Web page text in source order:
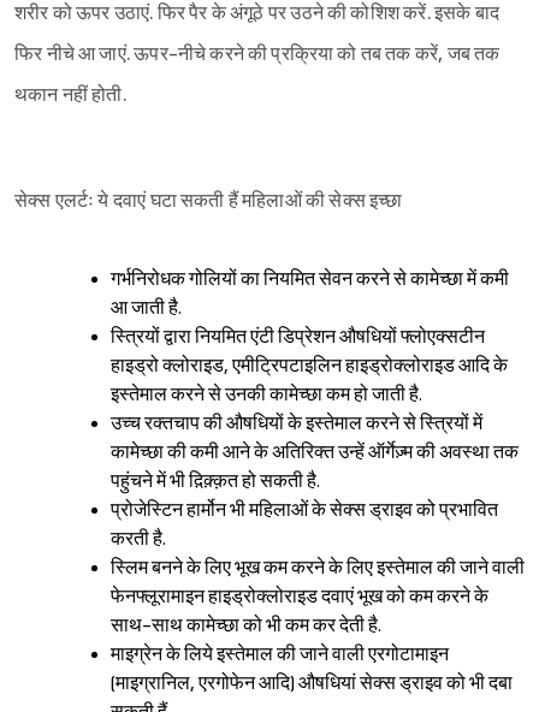
शरीर को ऊपर उठाएं. फिर पैर के अंगूठे पर उठने की कोशिश करें. इसके बाद
फिर नीचे आ जाएं. ऊपर-नीचे करने की प्रक्रिया को तब तक करें, जब तक
थकान नहीं होती.
सेक्स एलर्टः ये दवाएं घटा सकती हैं महिलाओं की सेक्स इच्छा
गर्भनिरोधक गोलियों का नियमित सेवन करने से कामेच्छा में कमी
आ जाती है.
स्त्रियों द्वारा नियमित एंटी डिप्रेशन औषधियों फ्लोएक्सटीन
हाइड्रो क्लोराइड, एमीट्रिपटाइलिन हाइड्रोक्लोराइड आदि के
इस्तेमाल करने से उनकी कामेच्छा कम हो जाती है.
उच्च रक्तचाप की औषधियों के इस्तेमाल करने से स्त्रियों में
कामेच्छा की कमी आने के अतिरिक्त उन्हें ऑर्गेज़्म की अवस्था तक
पहुंचने में भी द़िक़्क़त हो सकती है.
प्रोजेस्टिन हार्मोन भी महिलाओं के सेक्स ड्राइव को प्रभावित
करती है.
स्लिम बनने के लिए भूख कम करने के लिए इस्तेमाल की जाने वाली
फेनफ्लूरामाइन हाइड्रोक्लोराइड दवाएं भूख को कम करने के
साथ-साथ कामेच्छा को भी कम कर देती है.
माइग्रेन के लिये इस्तेमाल की जाने वाली एरगोटामाइन
(माइग्रानिल, एरगोफेन आदि) औषधियां सेक्स ड्राइव को भी दबा